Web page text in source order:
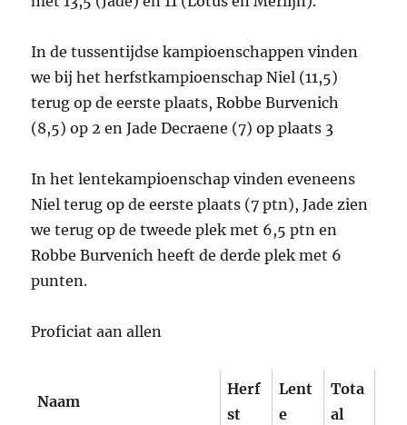
In de tussentijdse kampioenschappen vinden
we bij het herfstkampioenschap Niel (11,5)
terug op de eerste plaats, Robbe Burvenich
(8,5) op 2 en Jade Decraene (7) op plaats 3
In het lentekampioenschap vinden eveneens
Niel terug op de eerste plaats (7 ptn), Jade zien
we terug op de tweede plek met 6,5 ptn en
Robbe Burvenich heeft de derde plek met 6
punten.
Proficiat aan allen
Naam
Herf
st
Lent
e
Tota
al